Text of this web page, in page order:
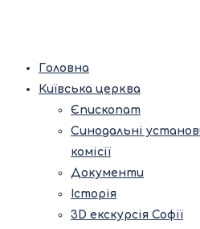
Головна
Київська церква
Єпископат
Синодальні
комісії
Документи
Історія
3D екскурсія Софії